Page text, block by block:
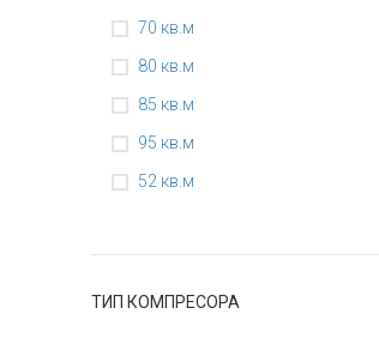
70 кв.м
80 кв.м
85 кв.м
95 кв.м
52 кв.м
ТИП КОМПРЕСОРА